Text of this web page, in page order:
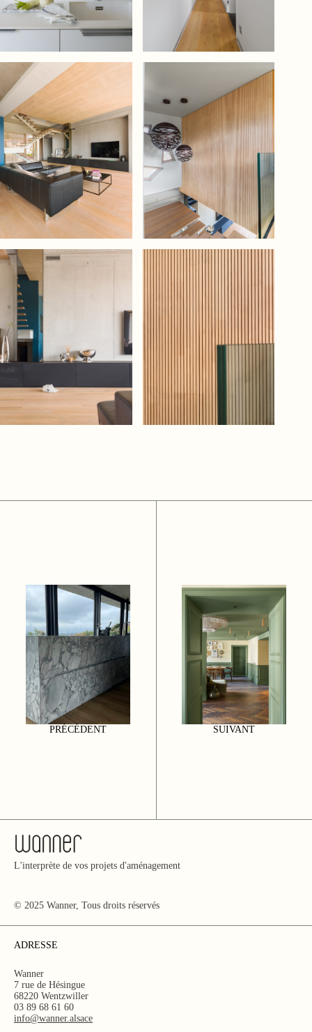
PRÉCÉDENT SUIVANT
L'interprète de vos projets d'aménagement
© 2025 Wanner, Tous droits réservés
ADRESSE
Wanner
7 rue de Hésingue
68220 Wentzwiller
03 89 68 61 60
info@wanner.alsace